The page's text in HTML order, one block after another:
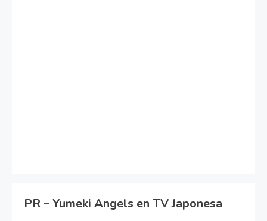
PR – Yumeki Angels en TV Japonesa